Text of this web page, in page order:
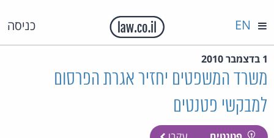
כניסה EN
1 בדצמבר 2010
משרד המשפטים יחזיר אגרת הפרסום
למבקשי פטנטים